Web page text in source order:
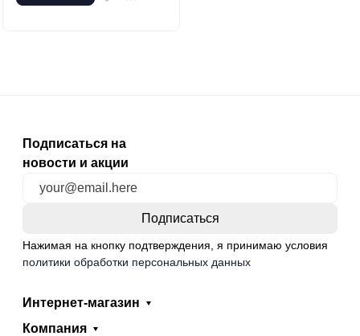
Подписаться на
новости и акции
Нажимая на кнопку подтверждения, я принимаю условия
политики обработки персональных данных
Интернет-магазин
Компания